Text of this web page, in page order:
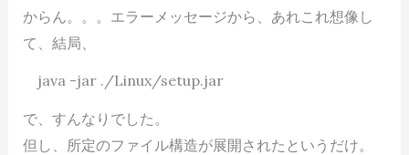
からん。。。エラーメッセージから、あれこれ想像し
て、結局、
java -jar ./Linux/setup.jar
で、すんなりでした。
但し、所定のファイル構造が展開されたというだけ。